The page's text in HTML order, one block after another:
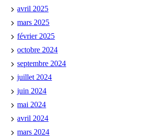
avril 2025
mars 2025
février 2025
octobre 2024
septembre 2024
juillet 2024
juin 2024
mai 2024
avril 2024
mars 2024